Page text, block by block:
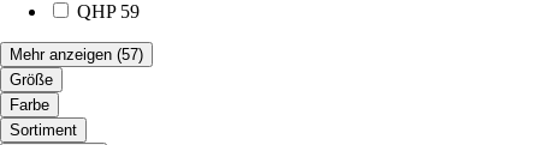
QHP 59
Mehr anzeigen (57)
Größe
Farbe
Sortiment